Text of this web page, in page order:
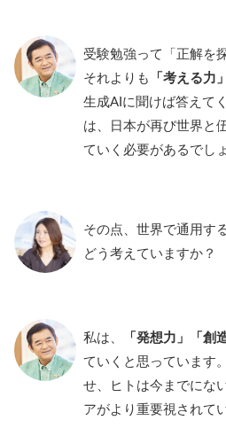
受験勉強って「正解を
それよりも
「考える力
生成AIに聞けば答えて
は、日本が再び世界と
ていく必要があるでし
その点、世界で通用す
どう考えていますか？
私は、 「発想力」「創
ていくと思っています
せ、ヒトは今までにな
アがより重要視されて